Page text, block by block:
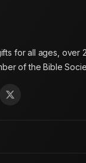
for all ages, over
of the Bible